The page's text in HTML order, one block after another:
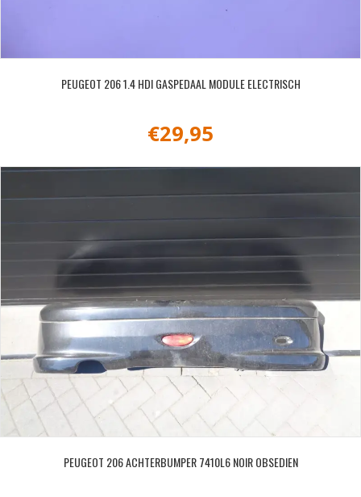
PEUGEOT 206 1.4 HDI GASPEDAAL MODULE ELECTRISCH
€29,95
PEUGEOT 206 ACHTERBUMPER 7410L6 NOIR OBSEDIEN